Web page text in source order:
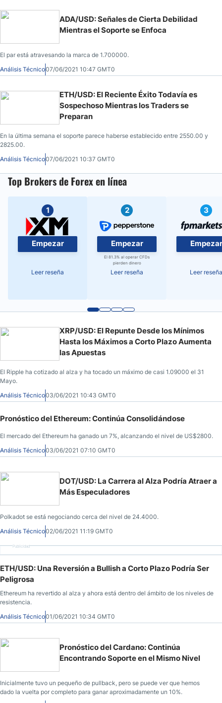
ADA/USD: Señales de Cierta Debilidad
Mientras el Soporte se Enfoca
El par está atravesando la marca de 1.700000.
Análisis Técnico07/06/2021 10:47 GMT0
ETH/USD: El Reciente Éxito Todavía es
Sospechoso Mientras los Traders se
Preparan
En la última semana el soporte parece haberse establecido entre 2550.00 y
2825.00.
Análisis Técnico07/06/2021 10:37 GMT0
Top Brokers de Forex en línea
1
Empezar
Leer reseña
2
Empezar
El 81.3% al operar CFDs
pierden dinero
Leer reseña
3
Empezar
Leer reseña
XRP/USD: El Repunte Desde los Mínimos
Hasta los Máximos a Corto Plazo Aumenta
las Apuestas
El Ripple ha cotizado al alza y ha tocado un máximo de casi 1.09000 el 31
Mayo.
Análisis Técnico03/06/2021 10:43 GMT0
Pronóstico del Ethereum: Continúa Consolidándose
El mercado del Ethereum ha ganado un 7%, alcanzando el nivel de US$2800.
Análisis Técnico03/06/2021 07:10 GMT0
DOT/USD: La Carrera al Alza Podría Atraer a
Más Especuladores
Polkadot se está negociando cerca del nivel de 24.4000.
Análisis Técnico02/06/2021 11:19 GMT0
Publicidad
ETH/USD: Una Reversión a Bullish a Corto Plazo Podría Ser
Peligrosa
Ethereum ha revertido al alza y ahora está dentro del ámbito de los niveles de
resistencia.
Análisis Técnico01/06/2021 10:34 GMT0
Pronóstico del Cardano: Continúa
Encontrando Soporte en el Mismo Nivel
Inicialmente tuvo un pequeño de pullback, pero se puede ver que hemos
dado la vuelta por completo para ganar aproximadamente un 10%.